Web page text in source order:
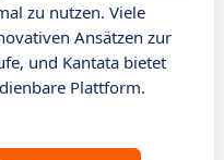
zu nutzen. Viele
Ansätzen zur
und Kantata bietet
Plattform.